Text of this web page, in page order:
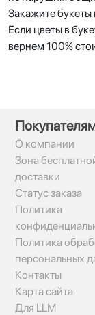
Закажите
Если цветы в
вернем 100%
О компании
Зона
доставки
Статус заказа
Политика
Политика
персональных
Контакты
Карта сайта
Для LLM